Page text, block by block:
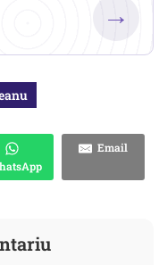
→
Email